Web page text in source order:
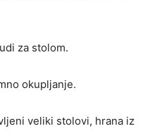
za stolom.
okupljanje.
veliki stolovi, hrana iz